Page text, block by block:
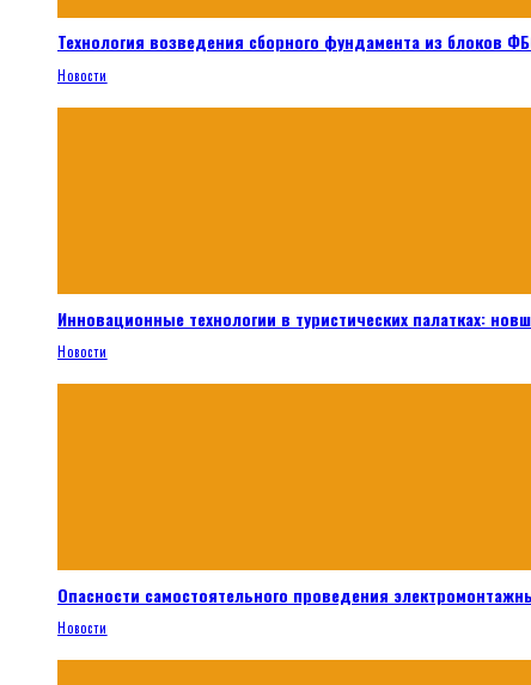
Технология возведения сборного фундамента из блоков
Новости
Инновационные технологии в туристических палатках:
Новости
Опасности самостоятельного проведения
Новости